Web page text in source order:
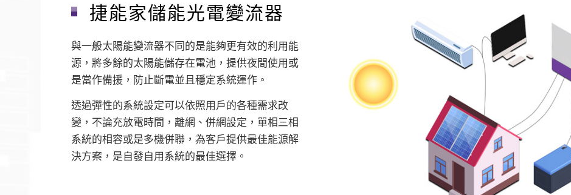
捷能家儲能光電變流器
與一般太陽能變流器不同的是能夠更有效的利用能
源，將多餘的太陽能儲存在電池，提供夜間使用或
是當作備援，防止斷電並且穩定系統運作。
透過彈性的系統設定可以依照用戶的各種需求改
變，不論充放電時間，離網、併網設定，單相三相
系統的相容或是多機併聯，為客戶提供最佳能源解
決方案，是自發自用系統的最佳選擇。